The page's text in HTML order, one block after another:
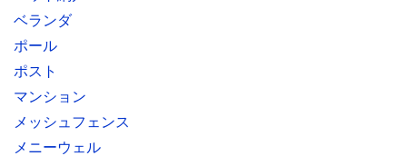
ベランダ
ポール
ポスト
マンション
メッシュフェンス
メニーウェル